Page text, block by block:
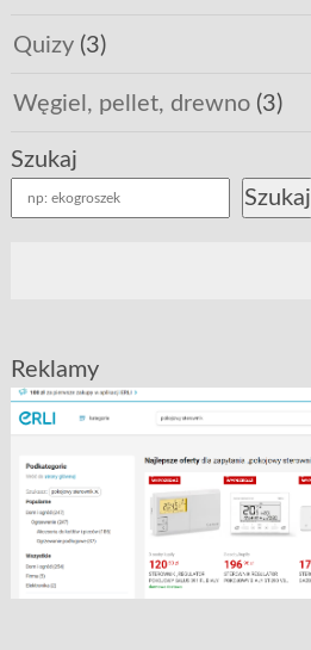
Quizy(3)
Węgiel, pellet, drewno(3)
Szukaj
Szukaj
Reklamy